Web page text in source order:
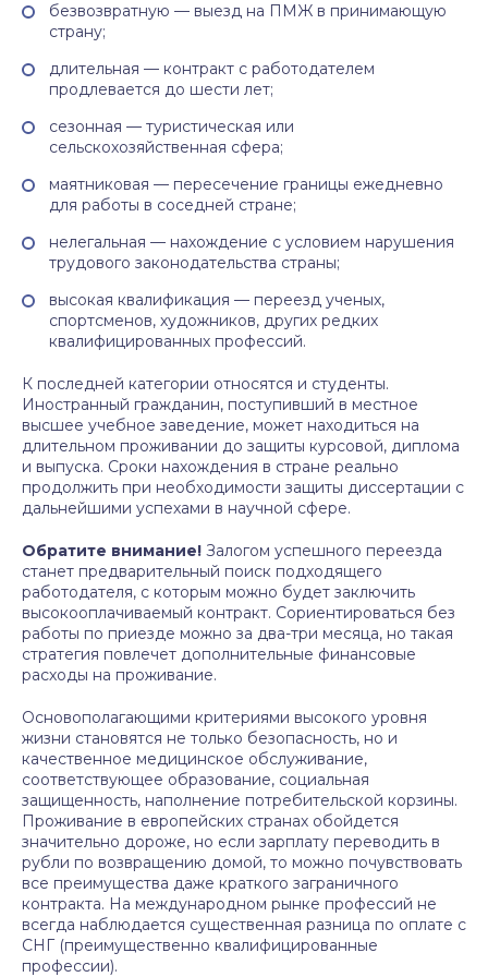
безвозвратную — выезд на ПМЖ в принимающую
страну;
длительная — контракт с работодателем
продлевается до шести лет;
сезонная — туристическая или
сельскохозяйственная сфера;
маятниковая — пересечение границы ежедневно
для работы в соседней стране;
нелегальная — нахождение с условием нарушения
трудового законодательства страны;
высокая квалификация — переезд ученых,
спортсменов, художников, других редких
квалифицированных профессий.
К последней категории относятся и студенты.
Иностранный гражданин, поступивший в местное
высшее учебное заведение, может находиться на
длительном проживании до защиты курсовой, диплома
и выпуска. Сроки нахождения в стране реально
продолжить при необходимости защиты диссертации с
дальнейшими успехами в научной сфере.
Обратите внимание! Залогом успешного переезда
станет предварительный поиск подходящего
работодателя, с которым можно будет заключить
высокооплачиваемый контракт. Сориентироваться без
работы по приезде можно за два-три месяца, но такая
стратегия повлечет дополнительные финансовые
расходы на проживание.
Основополагающими критериями высокого уровня
жизни становятся не только безопасность, но и
качественное медицинское обслуживание,
соответствующее образование, социальная
защищенность, наполнение потребительской корзины.
Проживание в европейских странах обойдется
значительно дороже, но если зарплату переводить в
рубли по возвращению домой, то можно почувствовать
все преимущества даже краткого заграничного
контракта. На международном рынке профессий не
всегда наблюдается существенная разница по оплате с
СНГ (преимущественно квалифицированные
профессии).